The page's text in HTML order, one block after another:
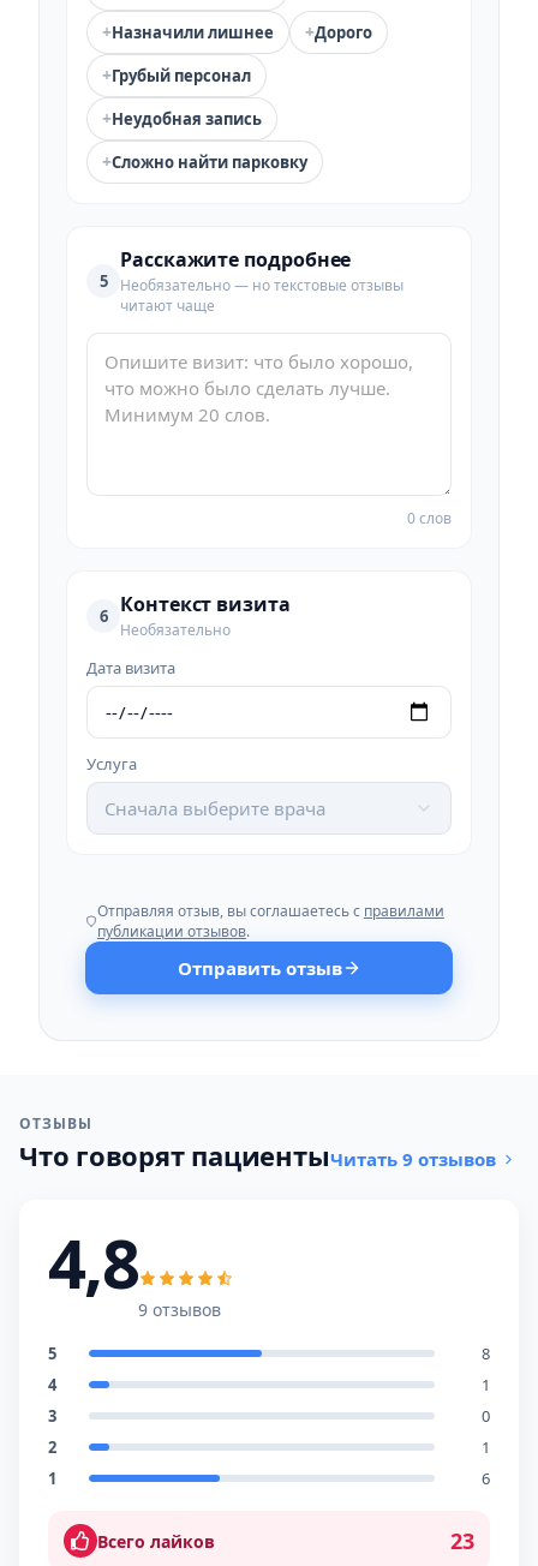
+Назначили лишнее +Дорого
+Грубый персонал
+Неудобная запись
+Сложно найти парковку
5
Расскажите подробнее
Необязательно — но текстовые отзывы
читают чаще
0 слов
6 Контекст визита
Необязательно
Дата визита
Услуга
Сначала выберите врача
Отправляя отзыв, вы соглашаетесь с правилами
публикации отзывов.
Отправить отзыв
ОТЗЫВЫ
Что говорят пациентыЧитать 9 отзывов
4,8
9 отзывов
5
8
4
1
3
0
2
1
1
6
Всего лайков 23